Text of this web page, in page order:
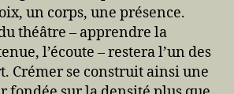
un corps, une présence.
théâtre – apprendre la
l’écoute – restera l’un des
Crémer se construit ainsi une